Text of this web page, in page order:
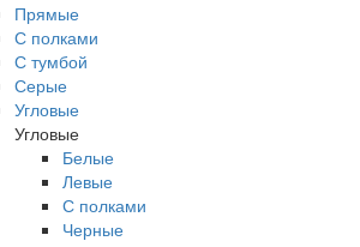
Прямые
С полками
С тумбой
Серые
Угловые
Угловые
Белые
Левые
С полками
Черные